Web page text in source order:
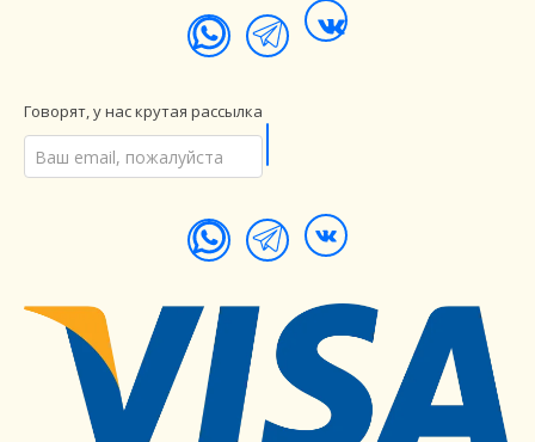
Говорят, у нас крутая рассылка